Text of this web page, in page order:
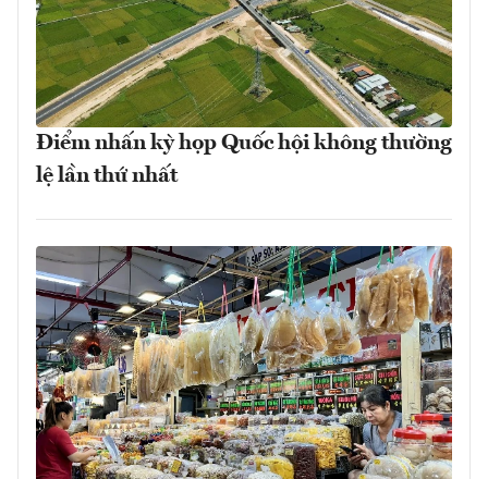
Điểm nhấn kỳ họp Quốc hội không thường
lệ lần thứ nhất